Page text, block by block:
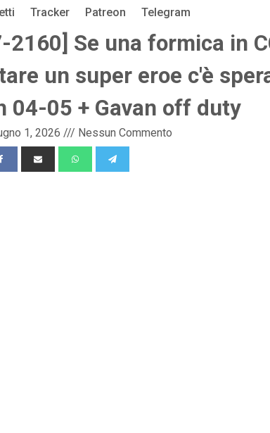
Tracker Patreon Telegram
2160] Se una formica in
un super eroe c'è
04-05 + Gavan off duty
1, 2026 /// Nessun Commento